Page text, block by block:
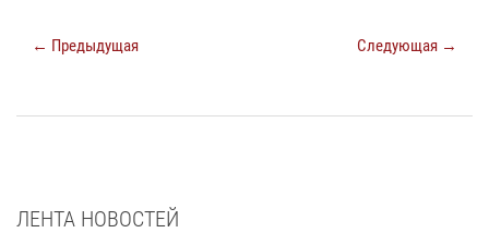
← Предыдущая Следующая →
ЛЕНТА НОВОСТЕЙ